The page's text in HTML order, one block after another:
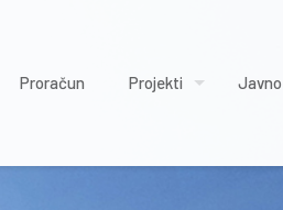
Proračun Projekti